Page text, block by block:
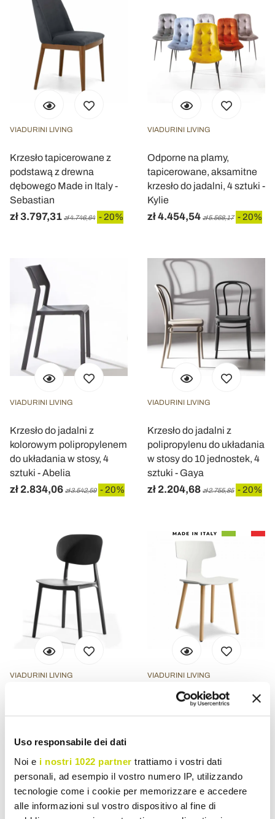
Uso responsabile dei dati
Noi e i nostri 1022 partner trattiamo i vostri dati
personali, ad esempio il vostro numero IP, utilizzando
tecnologie come i cookie per memorizzare e accedere
alle informazioni sul vostro dispositivo al fine di
VIADURINI LIVING
Krzesło tapicerowane z
podstawą z drewna
dębowego Made in Italy -
Sebastian
zł 3.797,31 zł 4.746,64 - 20%
VIADURINI LIVING
Odporne na plamy,
tapicerowane, aksamitne
krzesło do jadalni, 4 sztuki -
Kylie
zł 4.454,54 zł 5.568,17 - 20%
VIADURINI LIVING
Krzesło do jadalni z
kolorowym polipropylenem
do układania w stosy, 4
sztuki - Abelia
zł 2.834,06 zł 3.542,59 - 20%
VIADURINI LIVING
Krzesło do jadalni z
polipropylenu do układania
w stosy do 10 jednostek, 4
sztuki - Gaya
zł 2.204,68 zł 2.755,85 - 20%
VIADURINI LIVING
polipropylenu do układania
zł 2.430,68 zł 3.038,37 - 20%
VIADURINI LIVING
Krzesło do jadalni z
drewna i polipropylenu
zł 2.980,13 zł 3.725,14